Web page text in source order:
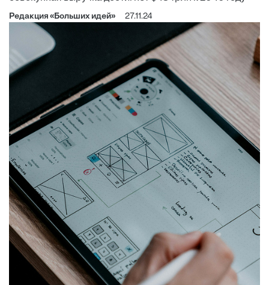
Редакция «Больших идей» 27.11.24